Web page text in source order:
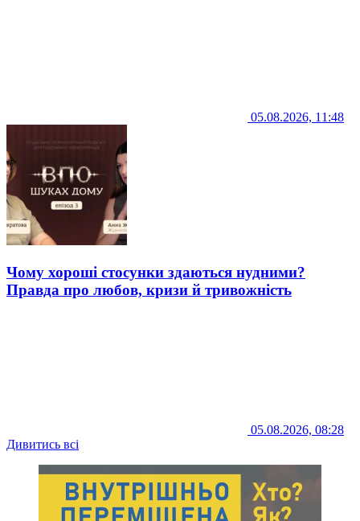
05.08.2026, 11:48
Чому хороші стосунки здаються нудними?
Правда про любов, кризи й тривожність
05.08.2026, 08:28
Дивитись всі